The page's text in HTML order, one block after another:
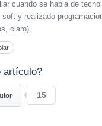
cuando se habla de
y realizado
claro).
artículo?
15